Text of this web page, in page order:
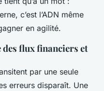
c’est l’ADN même
en agilité.
flux financiers et
par une seule
erreurs disparaît. Une